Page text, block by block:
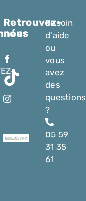
Retrouvez-
nous
Besoin
d'aide
ou
vous
avez
des
questions
?
05 59
31 35
61